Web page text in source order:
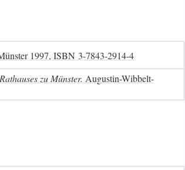
1997,ISBN 3-7843-2914-4
zu Münster. Augustin-Wibbelt-